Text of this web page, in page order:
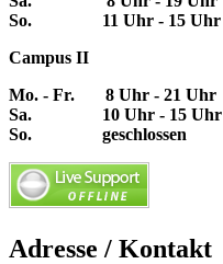
So. 11 Uhr - 15 Uhr
Campus II
Mo. - Fr. 8 Uhr - 21 Uhr
Sa. 10 Uhr - 15 Uhr
So. geschlossen
Adresse / Kontakt